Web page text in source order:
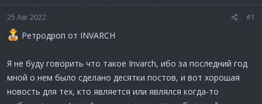
25 Авг 2022 #1
Ретродроп от INVARCH
Я не буду говорить что такое Invarch, ибо за последний год
мной о нем было сделано десятки постов, и вот хорошая
новость для тех, кто является или являлся когда-то